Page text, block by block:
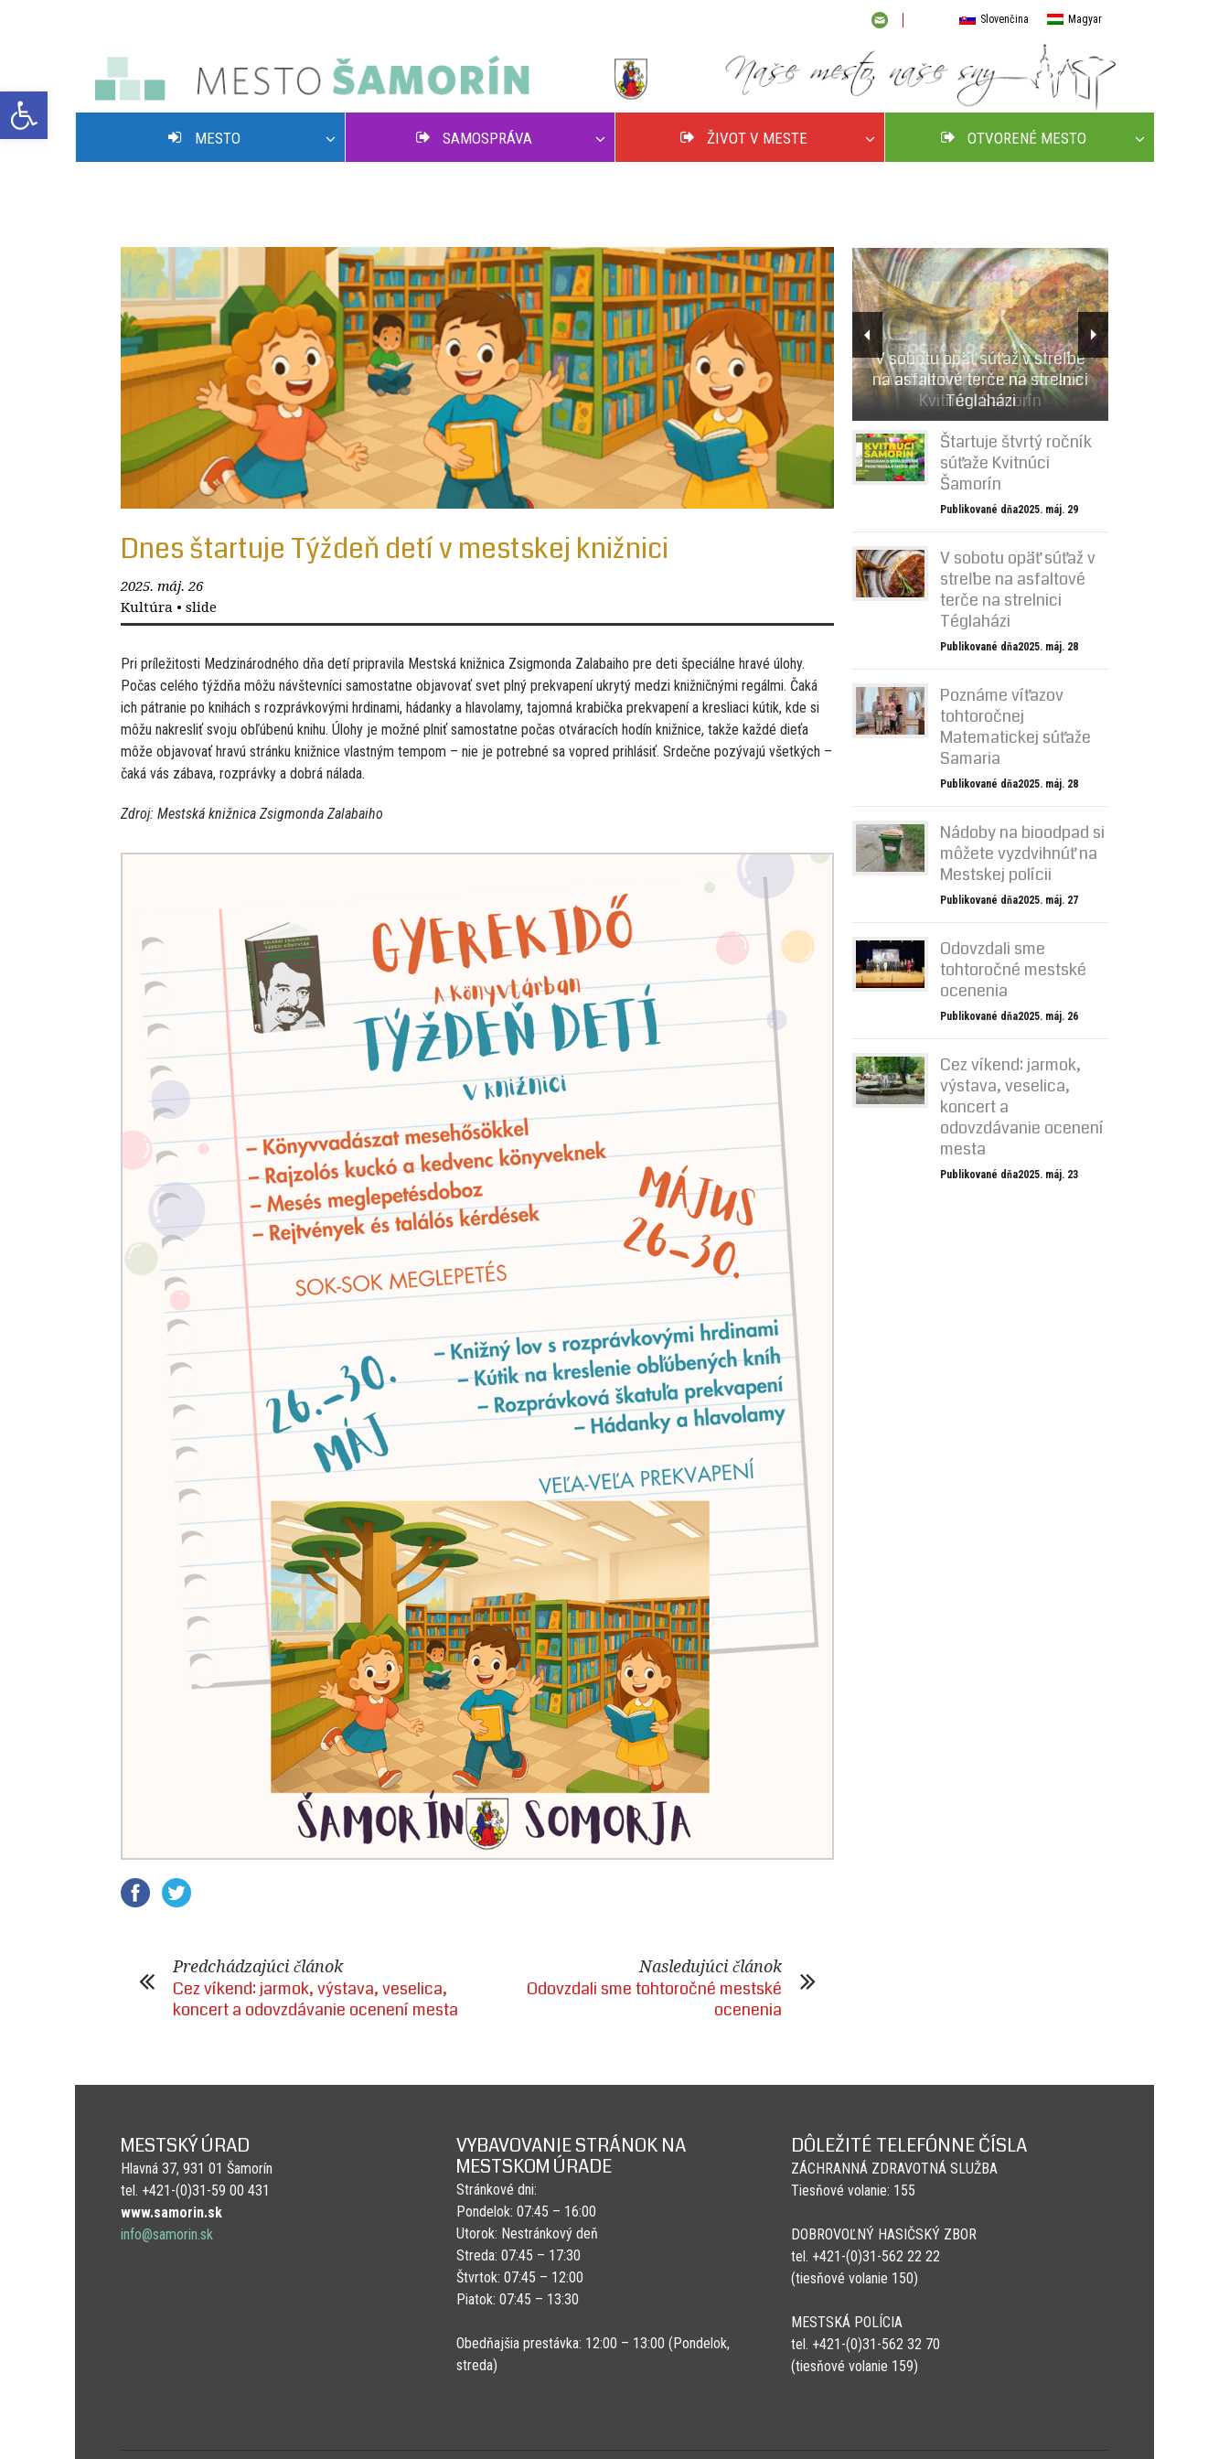
Open toolbar
Slovenčina Magyar
MESTO SAMOSPRÁVA ŽIVOT V MESTE OTVORENÉ MESTO
Dnes štartuje Týždeň detí v mestskej knižnici
2025. máj. 26
Kultúra • slide
Pri príležitosti Medzinárodného dňa detí pripravila Mestská knižnica Zsigmonda Zalabaiho pre deti špeciálne hravé úlohy.
Počas celého týždňa môžu návštevníci samostatne objavovať svet plný prekvapení ukrytý medzi knižničnými regálmi. Čaká
ich pátranie po knihách s rozprávkovými hrdinami, hádanky a hlavolamy, tajomná krabička prekvapení a kresliaci kútik, kde si
môžu nakresliť svoju obľúbenú knihu. Úlohy je možné plniť samostatne počas otváracích hodín knižnice, takže každé dieťa
môže objavovať hravú stránku knižnice vlastným tempom – nie je potrebné sa vopred prihlásiť. Srdečne pozývajú všetkých –
čaká vás zábava, rozprávky a dobrá nálada.
Zdroj: Mestská knižnica Zsigmonda Zalabaiho
Predchádzajúci článok
Cez víkend: jarmok, výstava, veselica,
koncert a odovzdávanie ocenení mesta
Nasledujúci článok
Odovzdali sme tohtoročné mestské
ocenenia
V sobotu opäť súťaž v streľbe
na asfaltové terče na strelnici
Téglaházi
Štartuje štvrtý ročník
súťaže Kvitnúci
Šamorín
Publikované dňa2025. máj. 29
V sobotu opäť súťaž v
streľbe na asfaltové
terče na strelnici
Téglaházi
Publikované dňa2025. máj. 28
Poznáme víťazov
tohtoročnej
Matematickej súťaže
Samaria
Publikované dňa2025. máj. 28
Nádoby na bioodpad si
môžete vyzdvihnúť na
Mestskej polícii
Publikované dňa2025. máj. 27
Odovzdali sme
tohtoročné mestské
ocenenia
Publikované dňa2025. máj. 26
Cez víkend: jarmok,
výstava, veselica,
koncert a
odovzdávanie ocenení
mesta
Publikované dňa2025. máj. 23
MESTSKÝ ÚRAD
Hlavná 37, 931 01 Šamorín
tel. +421-(0)31-59 00 431
www.samorin.sk
info@samorin.sk
VYBAVOVANIE STRÁNOK NA
MESTSKOM ÚRADE
Stránkové dni:
Pondelok: 07:45 – 16:00
Utorok: Nestránkový deň
Streda: 07:45 – 17:30
Štvrtok: 07:45 – 12:00
Piatok: 07:45 – 13:30
Obedňajšia prestávka: 12:00 – 13:00 (Pondelok,
streda)
DÔLEŽITÉ TELEFÓNNE ČÍSLA
ZÁCHRANNÁ ZDRAVOTNÁ SLUŽBA
Tiesňové volanie: 155
DOBROVOĽNÝ HASIČSKÝ ZBOR
tel. +421-(0)31-562 22 22
(tiesňové volanie 150)
MESTSKÁ POLÍCIA
tel. +421-(0)31-562 32 70
(tiesňové volanie 159)